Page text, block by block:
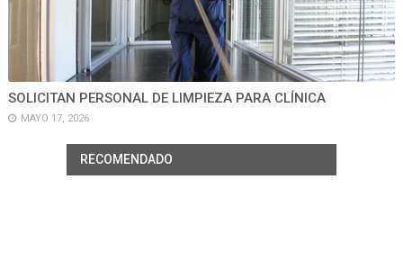
SOLICITAN PERSONAL DE LIMPIEZA PARA CLÍNICA
MAYO 17, 2026
RECOMENDADO